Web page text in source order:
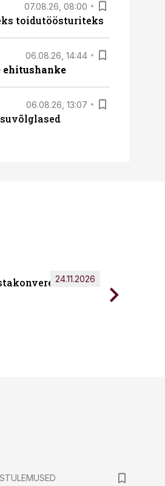
07.08.26, 08:00
toidutöösturiteks
06.08.26, 14:44
06.08.26, 13:07
2026
24.11.2026